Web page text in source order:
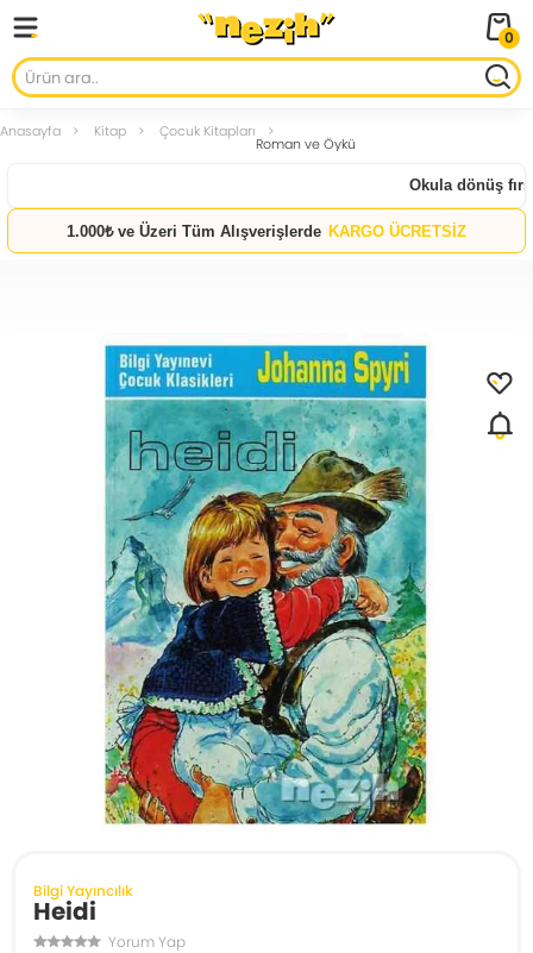
0
Anasayfa Kitap Çocuk Kitapları
Roman ve Öykü
Okula dönüş
1.000₺ ve Üzeri Tüm Alışverişlerde KARGO ÜCRETSİZ
Bilgi Yayıncılık
Heidi
Yorum Yap